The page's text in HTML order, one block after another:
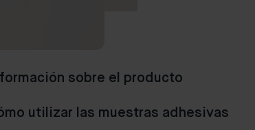
sobre el producto
utilizar las muestras adhesivas